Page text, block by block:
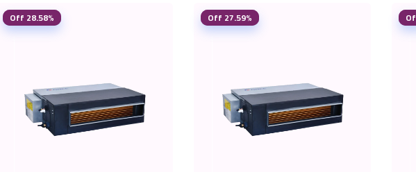
28.58% Off 27.59% Off